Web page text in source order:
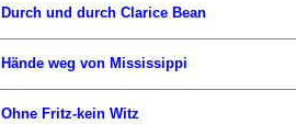
Durch und durch Clarice Bean
Hände weg von Mississippi
Ohne Fritz-kein Witz